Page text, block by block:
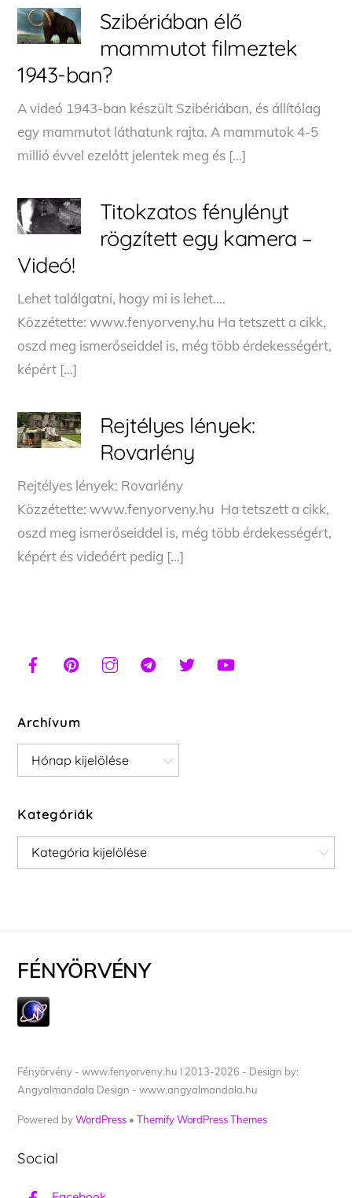
Szibériában élő
mammutot filmeztek
1943-ban?
A videó 1943-ban készült Szibériában, és állítólag
egy mammutot láthatunk rajta. A mammutok 4-5
millió évvel ezelőtt jelentek meg és […]
Titokzatos fénylényt
rögzített egy kamera –
Videó!
Lehet találgatni, hogy mi is lehet….
Közzétette: www.fenyorveny.hu Ha tetszett a cikk,
oszd meg ismerőseiddel is, még több érdekességért,
képért […]
Rejtélyes lények:
Rovarlény
Rejtélyes lények: Rovarlény
Közzétette: www.fenyorveny.hu Ha tetszett a cikk,
oszd meg ismerőseiddel is, még több érdekességért,
képért és videóért pedig […]
Archívum
Archívum
Kategóriák
Kategóriák
FÉNYÖRVÉNY
Fényörvény - www.fenyorveny.hu I 2013-2026 - Design by:
Angyalmandala Design - www.angyalmandala.hu
Powered byWordPress •Themify WordPress Themes
Social